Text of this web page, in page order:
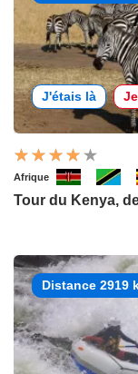
J'étais là
Afrique
Tour du Kenya,
Distance 2919